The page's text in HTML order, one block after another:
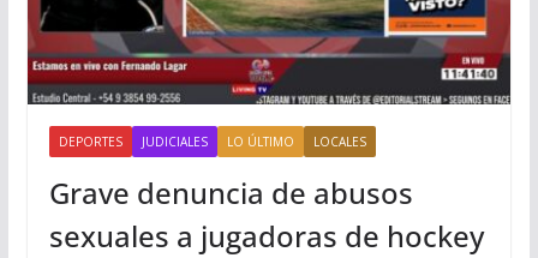
DEPORTES JUDICIALES LO ÚLTIMO LOCALES
Grave denuncia de abusos
sexuales a jugadoras de hockey